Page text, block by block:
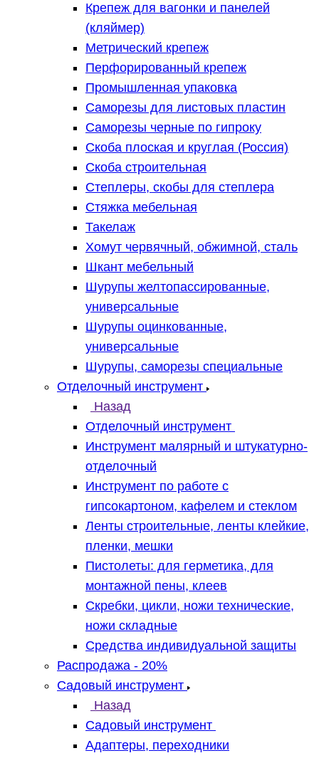
Крепеж для вагонки и панелей
(кляймер)
Метрический крепеж
Перфорированный крепеж
Промышленная упаковка
Саморезы для листовых пластин
Саморезы черные по гипроку
Скоба плоская и круглая (Россия)
Скоба строительная
Степлеры, скобы для степлера
Стяжка мебельная
Такелаж
Хомут червячный, обжимной, сталь
Шкант мебельный
Шурупы желтопассированные,
универсальные
Шурупы оцинкованные,
универсальные
Шурупы, саморезы специальные
Отделочный инструмент
Назад
Отделочный инструмент
Инструмент малярный и штукатурно-
отделочный
Инструмент по работе с
гипсокартоном, кафелем и стеклом
Ленты строительные, ленты клейкие,
пленки, мешки
Пистолеты: для герметика, для
монтажной пены, клеев
Скребки, цикли, ножи технические,
ножи складные
Средства индивидуальной защиты
Распродажа - 20%
Садовый инструмент
Назад
Садовый инструмент
Адаптеры, переходники